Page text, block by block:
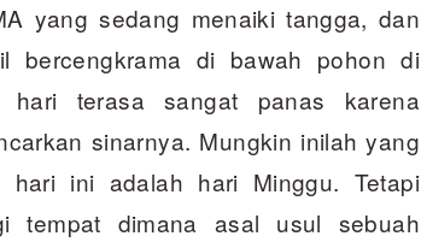
yang sedang menaiki tangga, dan
bercengkrama di bawah pohon di
hari terasa sangat panas karena
sinarnya. Mungkin inilah yang
hari ini adalah hari Minggu. Tetapi
tempat dimana asal usul sebuah